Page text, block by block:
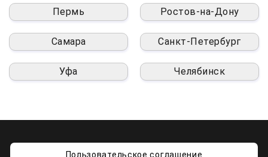
Пермь Ростов-на-Дону
Самара Санкт-Петербург
Уфа Челябинск
Пользовательское соглашение